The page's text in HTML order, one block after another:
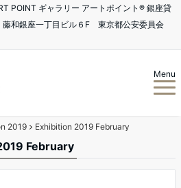
POINT ギャラリー アートポイント®️ 銀座貸
和銀座一丁目ビル６F 東京都公安委員会
Menu
2019 Exhibition 2019 February
February